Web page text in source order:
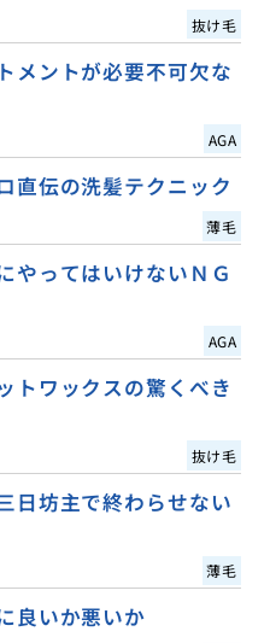
抜け毛
メントが必要不可欠な
AGA
直伝の洗髪テクニック
薄毛
やってはいけないＮＧ
AGA
トワックスの驚くべき
抜け毛
日坊主で終わらせない
薄毛
良いか悪いか